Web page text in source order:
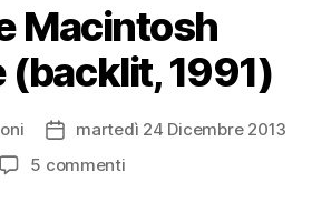
Macintosh
(backlit, 1991)
Data
dell'articolo
martedì 24 Dicembre 2013
5 commentisu